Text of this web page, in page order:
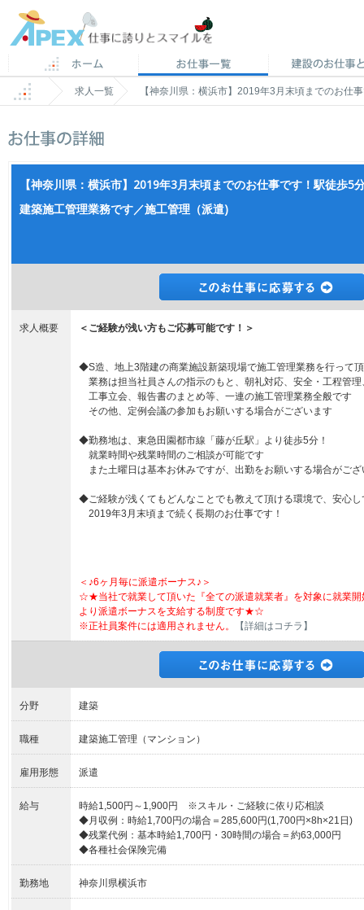
求人一覧 【神奈川県：横浜市】2019年3月末頃までのお仕
【神奈川県：横浜市】2019年3月末頃までのお仕事です！駅徒歩5
建築施工管理業務です／施工管理（派遣)
求人概要 ＜ご経験が浅い方もご応募可能です！＞
◆S造、地上3階建の商業施設新築現場で施工管理業務を行って
業務は担当社員さんの指示のもと、朝礼対応、安全・工程管
工事立会、報告書のまとめ等、一連の施工管理業務全般です
その他、定例会議の参加もお願いする場合がございます
◆勤務地は、東急田園都市線「藤が丘駅」より徒歩5分！
就業時間や残業時間のご相談が可能です
また土曜日は基本お休みですが、出勤をお願いする場合がござ
◆ご経験が浅くてもどんなことでも教えて頂ける環境で、安心
2019年3月末頃まで続く長期のお仕事です！
＜♪6ヶ月毎に派遣ボーナス♪＞
☆★当社で就業して頂いた『全ての派遣就業者』を対象に就業開
より派遣ボーナスを支給する制度です★☆
※正社員案件には適用されません。
【詳細はコチラ】
分野 建築
職種 建築施工管理（マンション）
雇用形態 派遣
給与
時給1,500円～1,900円 ※スキル・ご経験に依り応相談
◆月収例：時給1,700円の場合＝285,600円(1,700円×8h×21日)
◆残業代例：基本時給1,700円・30時間の場合＝約63,000円
◆各種社会保険完備
勤務地 神奈川県横浜市